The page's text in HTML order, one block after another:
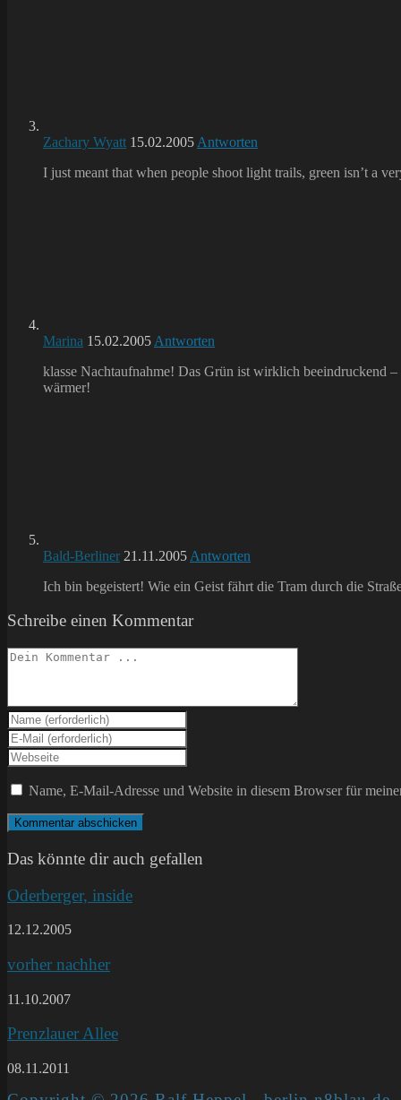
Zachary Wyatt 15.02.2005 Antworten
I just meant that when people shoot light trails, green isn’t a
Marina 15.02.2005 Antworten
klasse Nachtaufnahme! Das Grün ist wirklich beeindruckend
wärmer!
Bald-Berliner 21.11.2005 Antworten
Ich bin begeistert! Wie ein Geist fährt die Tram durch die
Schreibe einen Kommentar
Kommentieren
Gib
deinen
Namen
oder
Benutzernamen
zum
Kommentieren
ein
Gib
deine
E-
Mail-
Adresse
zum
Kommentieren
Gib
deine
Website-
ein
(optional)
Name, E-Mail-Adresse und Website in diesem Browser für
Das könnte dir auch gefallen
Oderberger, inside
12.12.2005
vorher nachher
11.10.2007
Prenzlauer Allee
08.11.2011